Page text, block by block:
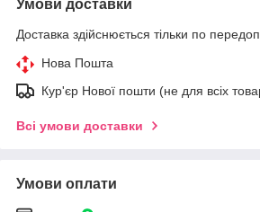
Умови доставки
Доставка здійснюється тільки по
Нова Пошта
Кур'єр Нової пошти (не для всіх
Всі умови доставки
Умови оплати